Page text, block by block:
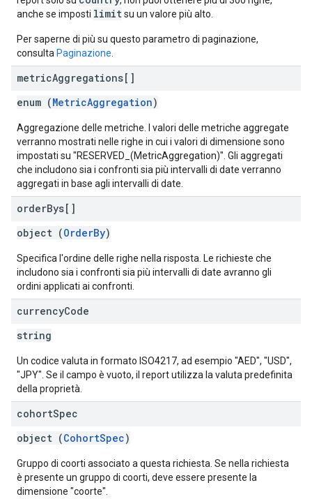
anche se imposti limitsu un valore più alto.
Per saperne di più su questo parametro di paginazione,
consulta Paginazione
metricAggregations[]
enum (MetricAggregation)
Aggregazione delle metriche. I valori delle metriche aggregate
verranno mostrati nelle righe in cui i valori di dimensione sono
impostati su "RESERVED_(MetricAggregation)". Gli aggregati
che includono sia i confronti sia più intervalli di date verranno
aggregati in base agli intervalli di date.
orderBys[]
object (OrderBy)
Specifica l'ordine delle righe nella risposta. Le richieste che
includono sia i confronti sia più intervalli di date avranno gli
ordini applicati ai confronti.
currencyCode
string
Un codice valuta in formato ISO4217, ad esempio "AED", "USD",
"JPY". Se il campo è vuoto, il report utilizza la valuta predefinita
della proprietà.
cohortSpec
object (CohortSpec)
Gruppo di coorti associato a questa richiesta. Se nella richiesta
è presente un gruppo di coorti, deve essere presente la
dimensione "coorte".